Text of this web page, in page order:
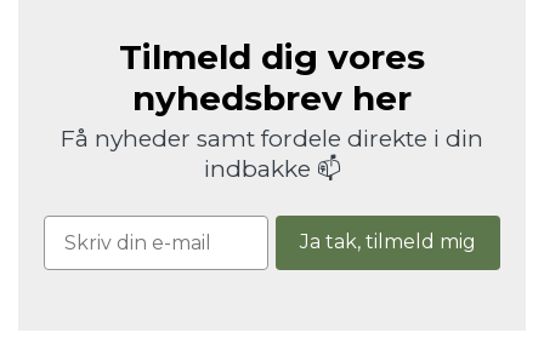
Tilmeld dig vores
nyhedsbrev her
Få nyheder samt fordele direkte i din
indbakke 📫
Ja tak, tilmeld mig